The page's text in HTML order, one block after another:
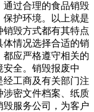
通过合理的食品销毁
护环境。以上就是
毁方式都有其特点
情况选择合适的销
应严格遵守相关的
全。销毁报废中
工商及有关部门注
涉密文件档案、纸质
服务公司，为客户